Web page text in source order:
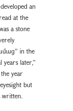
an
at the
a stone
in the
years later,”
year
but
written.